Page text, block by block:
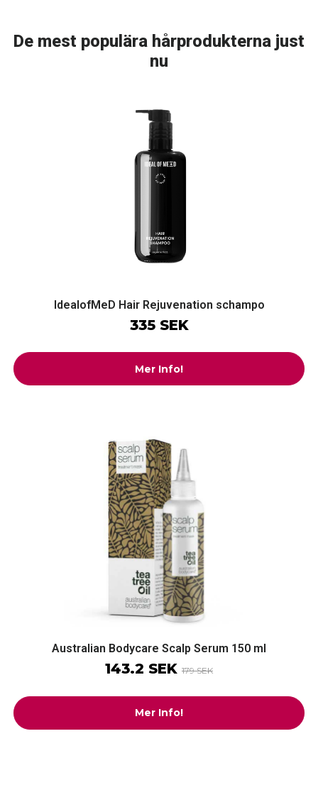
De mest populära hårprodukterna just
nu
IdealofMeD Hair Rejuvenation schampo
335 SEK
Mer Info!
Australian Bodycare Scalp Serum 150 ml
143.2 SEK 179 SEK
Mer Info!